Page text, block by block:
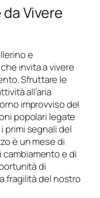
Vivere
e
invita a vivere
Sfruttare le
all’aria
improvviso del
popolari legate
primi segnali del
è un mese di
e di
di
fragilità del nostro